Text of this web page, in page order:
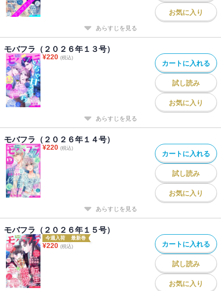
お気に入り
あらすじを見る
モバフラ（２０２６年１３号）
¥220 (税込)
カートに入れる
試し読み
お気に入り
あらすじを見る
モバフラ（２０２６年１４号）
¥220 (税込)
カートに入れる
試し読み
お気に入り
あらすじを見る
モバフラ（２０２６年１５号）
今週入荷 最新巻
¥220 (税込) カートに入れる
試し読み
お気に入り